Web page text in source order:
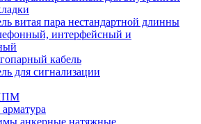
витая пара нестандартной длинны
интерфейсный и
кабель
для сигнализации
анкерные натяжные